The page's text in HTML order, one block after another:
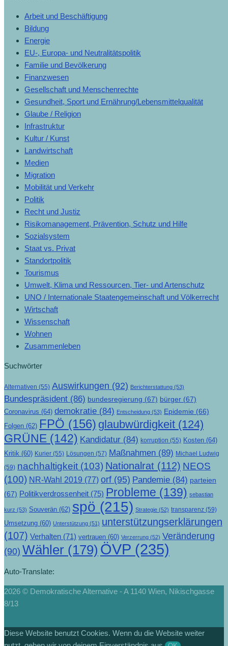
Arbeit und Beschäftigung
Bildung
Energie
EU-, Europa- und Neutralitätspolitik
Familie und Bevölkerung
Finanzwesen
Gesellschaft und Menschenrechte
Gesundheit, Sport und Ernährung/Lebensmittelqualität
Glaube / Religion
Infrastruktur
Kultur / Kunst
Landwirtschaft
Medien
Migration
Mobilität und Verkehr
Politik
Recht und Justiz
Risikomanagement, Prävention, Schutz und Hilfe
Sozialsystem
Staat vs. Privat
Standortpolitik
Tourismus
Umwelt, Klima und Ressourcen, Tier- und Artenschutz
UNO / Internationale Staatengemeinschaft und Völkerrecht
Wirtschaft
Wissenschaft
Wohnen
Zusammenleben
Suchwörter
Alternativen (55) Auswirkungen (92) Berichterstattung (53)
Bundespräsident (86) bundesregierung (67) bürger (67)
Coronavirus (64) demokratie (84) Entscheidung (53) Epidemie (66)
Folgen (62) FPÖ (156) glaubwürdigkeit (124)
GRÜNE (142) Kandidatur (84) korruption (55) Kosten (64)
Kritik (60) Kurier (55) Lösungen (57) Maßnahmen (89) Michael Ludwig
(59) nachhaltigkeit (103) Nationalrat (112) NEOS
(100) NR-Wahl 2019 (77) orf (95) Pandemie (84) parteien
(67) Politikverdrossenheit (75) Probleme (139) sebastian
kurz (53) Souverän (62) spö (215) Strategie (52) transparenz (59)
Umsetzung (60) Unterstützung (51) unterstützungserklärungen
(107) Verhalten (71) vertrauen (60) Verzerrung (52) Veränderung
(90) Wähler (179) ÖVP (235)
Auto-Translate:
2026 © Demokratische Alternative - A 1140 Wien, Nikischgasse
8/13
Diese Website benutzt Cookies. Wenn du die Website weiter